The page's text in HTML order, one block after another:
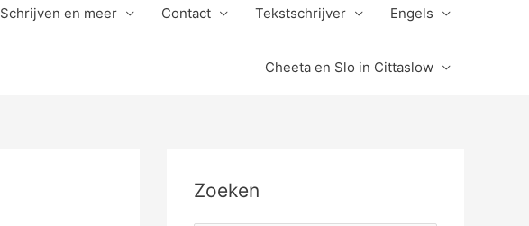
Schrijven en meer Contact Tekstschrijver Engels
Cheeta en Slo in Cittaslow
Zoeken